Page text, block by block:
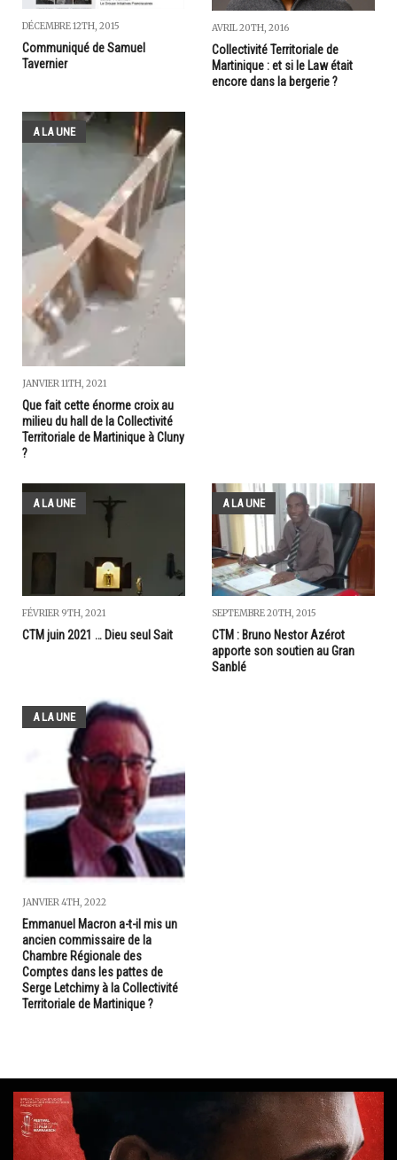
DÉCEMBRE 12TH, 2015
Communiqué de Samuel
Tavernier
AVRIL 20TH, 2016
Collectivité Territoriale de
Martinique : et si le Law était
encore dans la bergerie ?
A LA UNE
JANVIER 11TH, 2021
Que fait cette énorme croix au
milieu du hall de la Collectivité
Territoriale de Martinique à Cluny
?
A LA UNE
FÉVRIER 9TH, 2021
CTM juin 2021 … Dieu seul Sait
A LA UNE
SEPTEMBRE 20TH, 2015
CTM : Bruno Nestor Azérot
apporte son soutien au Gran
Sanblé
A LA UNE
JANVIER 4TH, 2022
Emmanuel Macron a-t-il mis un
ancien commissaire de la
Chambre Régionale des
Comptes dans les pattes de
Serge Letchimy à la Collectivité
Territoriale de Martinique ?